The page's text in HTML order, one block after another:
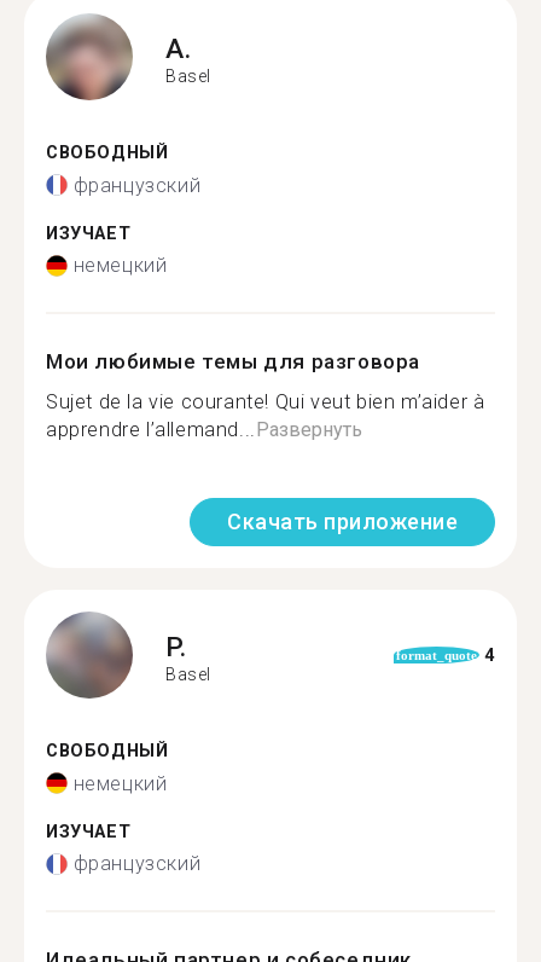
A.
Basel
СВОБОДНЫЙ
французский
ИЗУЧАЕТ
немецкий
Мои любимые темы для разговора
Sujet de la vie courante! Qui veut bien m’aider à
apprendre l’allemand...Развернуть
Скачать приложение
P.
Basel
format_quote 4
СВОБОДНЫЙ
немецкий
ИЗУЧАЕТ
французский